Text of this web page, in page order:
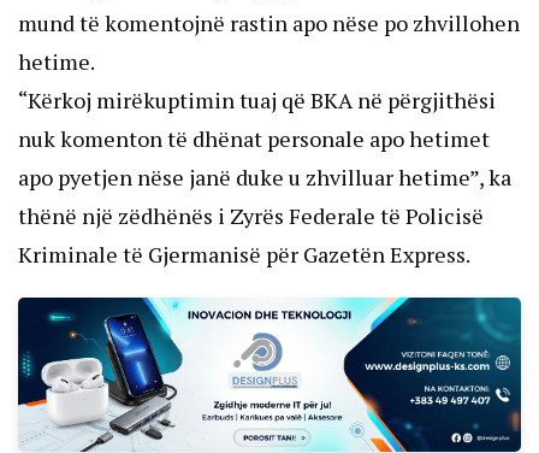
mund të komentojnë rastin apo nëse po zhvillohen
hetime.
“Kërkoj mirëkuptimin tuaj që BKA në përgjithësi
nuk komenton të dhënat personale apo hetimet
apo pyetjen nëse janë duke u zhvilluar hetime”, ka
thënë një zëdhënës i Zyrës Federale të Policisë
Kriminale të Gjermanisë për Gazetën Express.